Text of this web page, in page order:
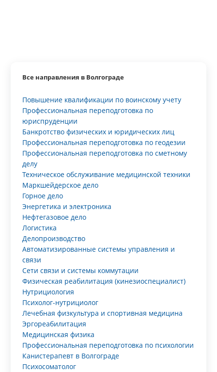
Все направления в Волгограде
Повышение квалификации по воинскому учету
Профессиональная переподготовка по
юриспруденции
Банкротство физических и юридических лиц
Профессиональная переподготовка по геодезии
Профессиональная переподготовка по сметному
делу
Техническое обслуживание медицинской техники
Маркшейдерское дело
Горное дело
Энергетика и электроника
Нефтегазовое дело
Логистика
Делопроизводство
Автоматизированные системы управления и
связи
Сети связи и системы коммутации
Физическая реабилитация (кинезиоспециалист)
Нутрициология
Психолог-нутрициолог
Лечебная физкультура и спортивная медицина
Эргореабилитация
Медицинская физика
Профессиональная переподготовка по психологии
Канистерапевт в Волгограде
Психосоматолог